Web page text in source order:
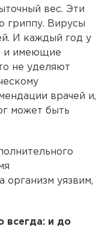
вес. Эти
гриппу. Вирусы
И каждый год у
и имеющие
не уделяют
врачей и,
может быть
организм уязвим,
всегда: и до